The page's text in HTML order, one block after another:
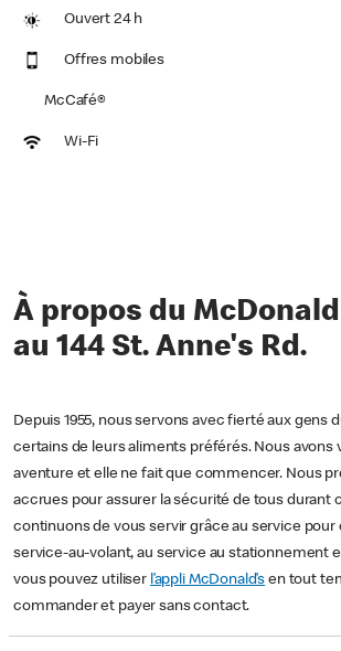
Ouvert 24 h
Offres mobiles
McCafé®
Wi-Fi
À propos du
au 144 St. Anne's Rd.
Depuis 1955, nous servons avec fierté aux gens
certains de leurs aliments préférés. Nous avons
aventure et elle ne fait que commencer. Nous
accrues pour assurer la sécurité de tous durant
continuons de vous servir grâce au service pour
service-au-volant, au service au stationnement
vous pouvez utiliser l’appli McDonald’s en tout
commander et payer sans contact.